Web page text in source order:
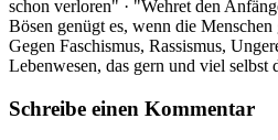
schon verloren" · "Wehret den
Bösen genügt es, wenn die
Gegen Faschismus, Rassismus,
Lebenwesen, das gern und viel selbst
Schreibe einen Kommentar